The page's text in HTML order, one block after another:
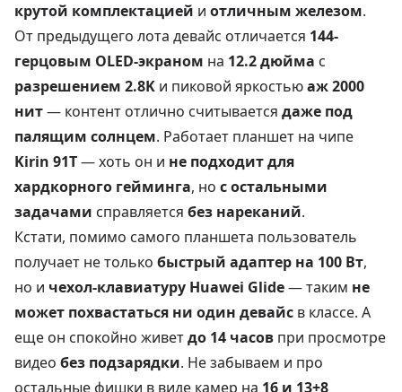
крутой комплектацией и отличным железом.
От предыдущего лота девайс отличается 144-
герцовым OLED-экраном на 12.2 дюйма с
разрешением 2.8K и пиковой яркостьюаж 2000
нит— контент отлично считывается даже под
палящим солнцем. Работает планшет на чипе
Kirin 91T— хоть он и не подходит для
хардкорного гейминга, но с остальными
задачами справляется без нареканий.
Кстати, помимо самого планшета пользователь
получает не только быстрый адаптер на 100 Вт,
но и чехол-клавиатуру Huawei Glide— таким не
может похвастаться ни один девайс в классе. А
еще он спокойно живетдо 14 часов при просмотре
видео без подзарядки. Не забываем и про
остальные фишки в виде камер на 16 и 13+8